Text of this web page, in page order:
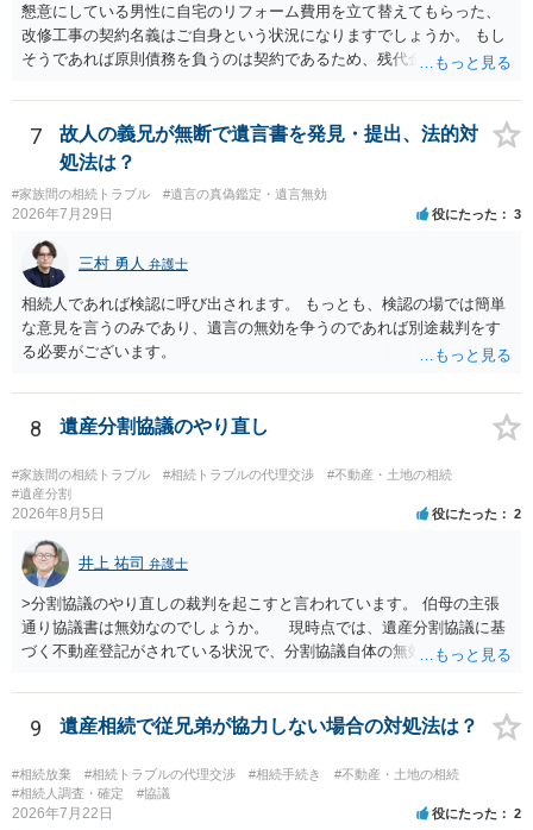
懇意にしている男性に自宅のリフォーム費用を立て替えてもらった、
改修工事の契約名義はご自身という状況になりますでしょうか。 もし
そうであれば原則債務を負うのは契約であるため、残代金を捻出して
ます。 入籍した場合でも、原則契約者が単独で全ての債務を負うこと
には変わりがありません。 なかなか対応に難しい案件であり、公開の
場でアドバイスを行うのも限界があるように思われますので、資料等
を持参のうえ個別に弁護士に相談されることをお勧めします。
7
故人の義兄が無断で遺言書を発見・提出、法的対
処法は？
#家族間の相続トラブル #遺言の真偽鑑定・遺言無効
2026年7月29日 役にたった 3
三村 勇人 弁護士
相続人であれば検認に呼び出されます。 もっとも、検認の場では簡単
な意見を言うのみであり、遺言の無効を争うのであれば別途裁判をす
る必要がございます。
8 遺産分割協議のやり直し
#家族間の相続トラブル #相続トラブルの代理交渉
#不動産・土地の相続
#遺産分割
2026年8月5日 役にたった 2
井上 祐司 弁護士
>分割協議のやり直しの裁判を起こすと言われています。 伯母の主張
通り協議書は無効なのでしょうか。 現時点では、遺産分割協議に基
づく不動産登記がされている状況で、分割協議自体の無効を裁判所が
方の訴訟の主張及び立証次第ですが、 ・御祖母様の認知能力に関する
医師の意見書、筆跡鑑定 が提出されればその効力が否定される可能性
はありますが、 ・伯母様自身が分割協議に加わっていること ・御祖母
様の意に反する遺産分割協議を行う実益が誰にあったかの立証が困難
であること からすると、実際に遺産分割協議の効力が否定される可能
性はそれほど高くない（立証のハードルは非常に高い）ということが
9 遺産相続で従兄弟が協力しない場合の対処法は？
#相続放棄 #相続トラブルの代理交渉 #相続手続き
#不動産・土地の相続
#相続人調査・確定
#協議
2026年7月22日 役にたった 2